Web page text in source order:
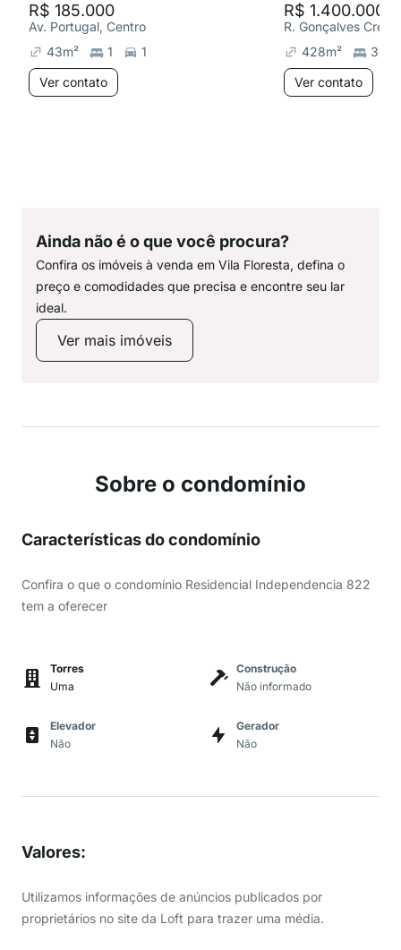
R$ 185.000
Av. Portugal, Centro
43m² 1
1
Ver contato
R$ 1.400.000
R. Gonçalves
428m²
3
Ver contato
Ainda não é o que você procura?
Confira os imóveis à venda em Vila Floresta, defina o
preço e comodidades que precisa e encontre seu lar
ideal.
Ver mais imóveis
Sobre o condomínio
Características do condomínio
Confira o que o condomínio Residencial Independencia 822
tem a oferecer
Torres
Uma
Construção
Não informado
Elevador
Não
Gerador
Não
Valores:
Utilizamos informações de anúncios publicados por
proprietários no site da Loft para trazer uma média.